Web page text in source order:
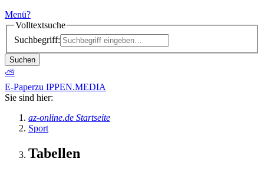
Menü?
Volltextsuche
Suchbegriff:
Suchen
⛅
E-Paperzu IPPEN.MEDIA
Sie sind hier:
az-online.de Startseite
Sport
Tabellen